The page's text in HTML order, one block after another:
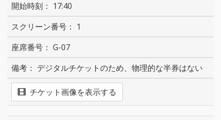
17:40
1
G-07
デジタルチケットのため、物理的な半券はない
チケット画像を表示する